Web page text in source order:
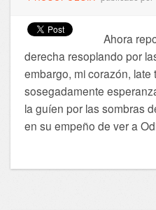
Ahora
derecha resoplando por
embargo, mi corazón, late
sosegadamente
la guíen por las sombras
en su empeño de ver a